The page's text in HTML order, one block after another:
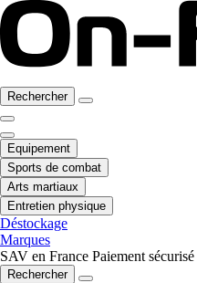
Rechercher
Equipement
Sports de combat
Arts martiaux
Entretien physique
Déstockage
Marques
SAV en France Paiement sécurisé
Rechercher